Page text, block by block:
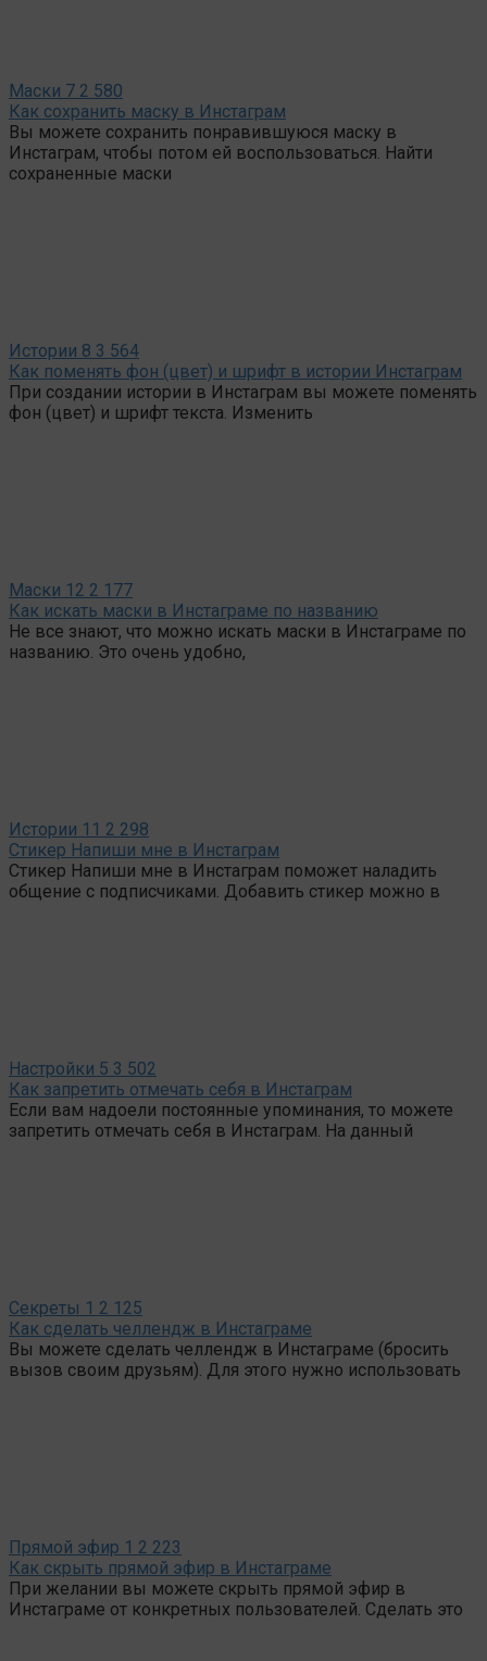
Маски 7 2 580
Как сохранить маску в Инстаграм
Вы можете сохранить понравившуюся маску в
Инстаграм, чтобы потом ей воспользоваться. Найти
сохраненные маски
Истории 8 3 564
Как поменять фон (цвет) и шрифт в истории Инстаграм
При создании истории в Инстаграм вы можете поменять
фон (цвет) и шрифт текста. Изменить
Маски 12 2 177
Как искать маски в Инстаграме по названию
Не все знают, что можно искать маски в Инстаграме по
названию. Это очень удобно,
Истории 11 2 298
Стикер Напиши мне в Инстаграм
Стикер Напиши мне в Инстаграм поможет наладить
общение с подписчиками. Добавить стикер можно в
Настройки 5 3 502
Как запретить отмечать себя в Инстаграм
Если вам надоели постоянные упоминания, то можете
запретить отмечать себя в Инстаграм. На данный
Секреты 1 2 125
Как сделать челлендж в Инстаграме
Вы можете сделать челлендж в Инстаграме (бросить
вызов своим друзьям). Для этого нужно использовать
Прямой эфир 1 2 223
Как скрыть прямой эфир в Инстаграме
При желании вы можете скрыть прямой эфир в
Инстаграме от конкретных пользователей. Сделать это